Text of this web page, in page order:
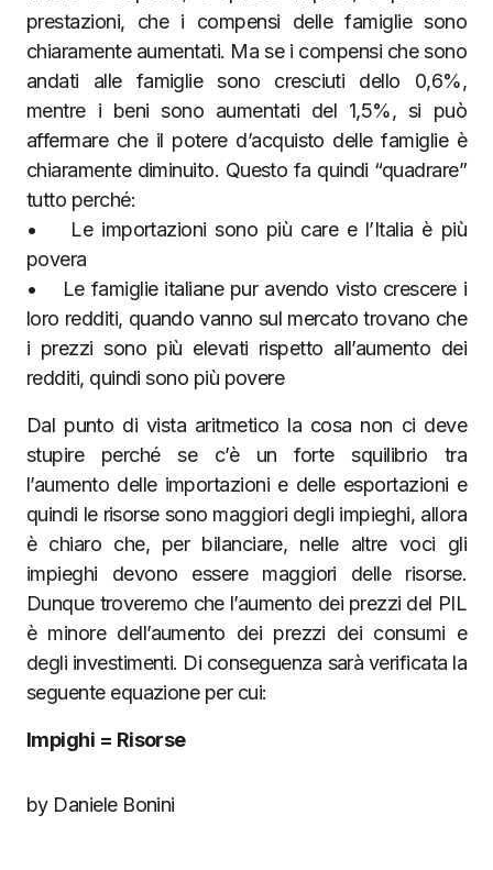
prestazioni, che i compensi delle famiglie sono
chiaramente aumentati. Ma se i compensi che sono
andati alle famiglie sono cresciuti dello 0,6%,
mentre i beni sono aumentati del 1,5%, si può
affermare che il potere d’acquisto delle famiglie è
chiaramente diminuito. Questo fa quindi “quadrare”
tutto perché:
• Le importazioni sono più care e l’Italia è più
povera
• Le famiglie italiane pur avendo visto crescere i
loro redditi, quando vanno sul mercato trovano che
i prezzi sono più elevati rispetto all’aumento dei
redditi, quindi sono più povere
Dal punto di vista aritmetico la cosa non ci deve
stupire perché se c’è un forte squilibrio tra
l’aumento delle importazioni e delle esportazioni e
quindi le risorse sono maggiori degli impieghi, allora
è chiaro che, per bilanciare, nelle altre voci gli
impieghi devono essere maggiori delle risorse.
Dunque troveremo che l’aumento dei prezzi del PIL
è minore dell’aumento dei prezzi dei consumi e
degli investimenti. Di conseguenza sarà verificata la
seguente equazione per cui:
Impighi = Risorse
by Daniele Bonini